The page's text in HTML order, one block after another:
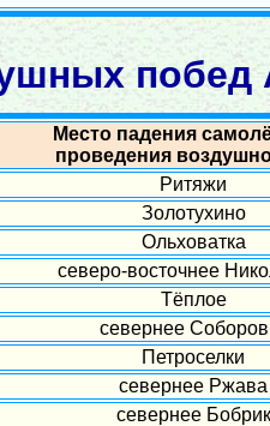
Место падения
проведения
Ритяжи
Золотухино
Ольховатка
северо-восточнее
Тёплое
севернее
Петроселки
севернее Ржава
севернее Бобрик